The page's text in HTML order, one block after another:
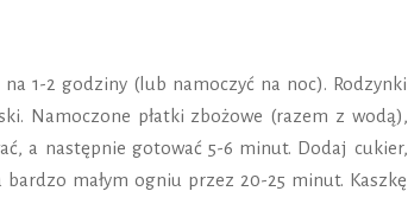
1-2 godziny (lub namoczyć na noc). Rodzynki
Namoczone płatki zbożowe (razem z wodą),
a następnie gotować 5-6 minut. Dodaj cukier,
małym ogniu przez 20-25 minut. Kaszkę